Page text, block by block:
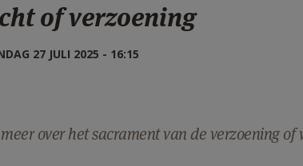
of verzoening
27 JULI 2025 - 16:15
over het sacrament van de verzoening